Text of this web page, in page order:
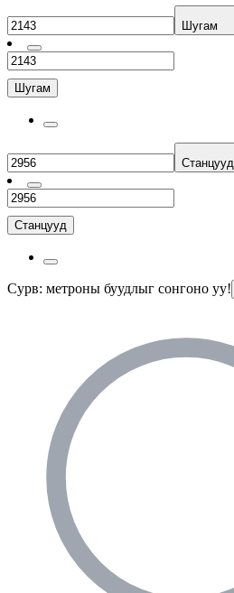
Шугам
Шугам
Станцууд
Станцууд
Сурв: метроны буудлыг сонгоно уу!